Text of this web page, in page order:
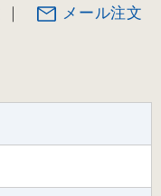
｜ メール注文